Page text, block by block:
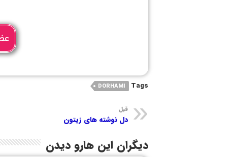
Tags
DORHAMI
قبل
دل نوشته های زیتون
دیگران این هارو دیدن